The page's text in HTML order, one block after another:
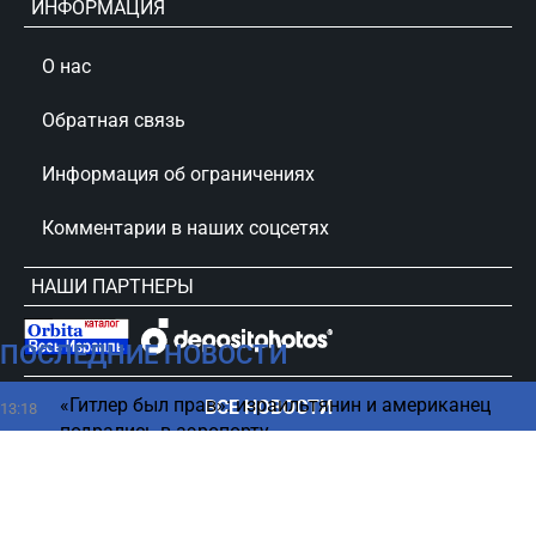
ПОСЛЕДНИЕ НОВОСТИ
13:18
«Гитлер был прав»: израильтянин и американец
подрались в аэропорту
ВСЕ НОВОСТИ
ИНФОРМАЦИЯ
О нас
Обратная связь
Информация об ограничениях
Комментарии в наших соцсетях
НАШИ ПАРТНЕРЫ
сursorinfo.co.il © Все права защищены